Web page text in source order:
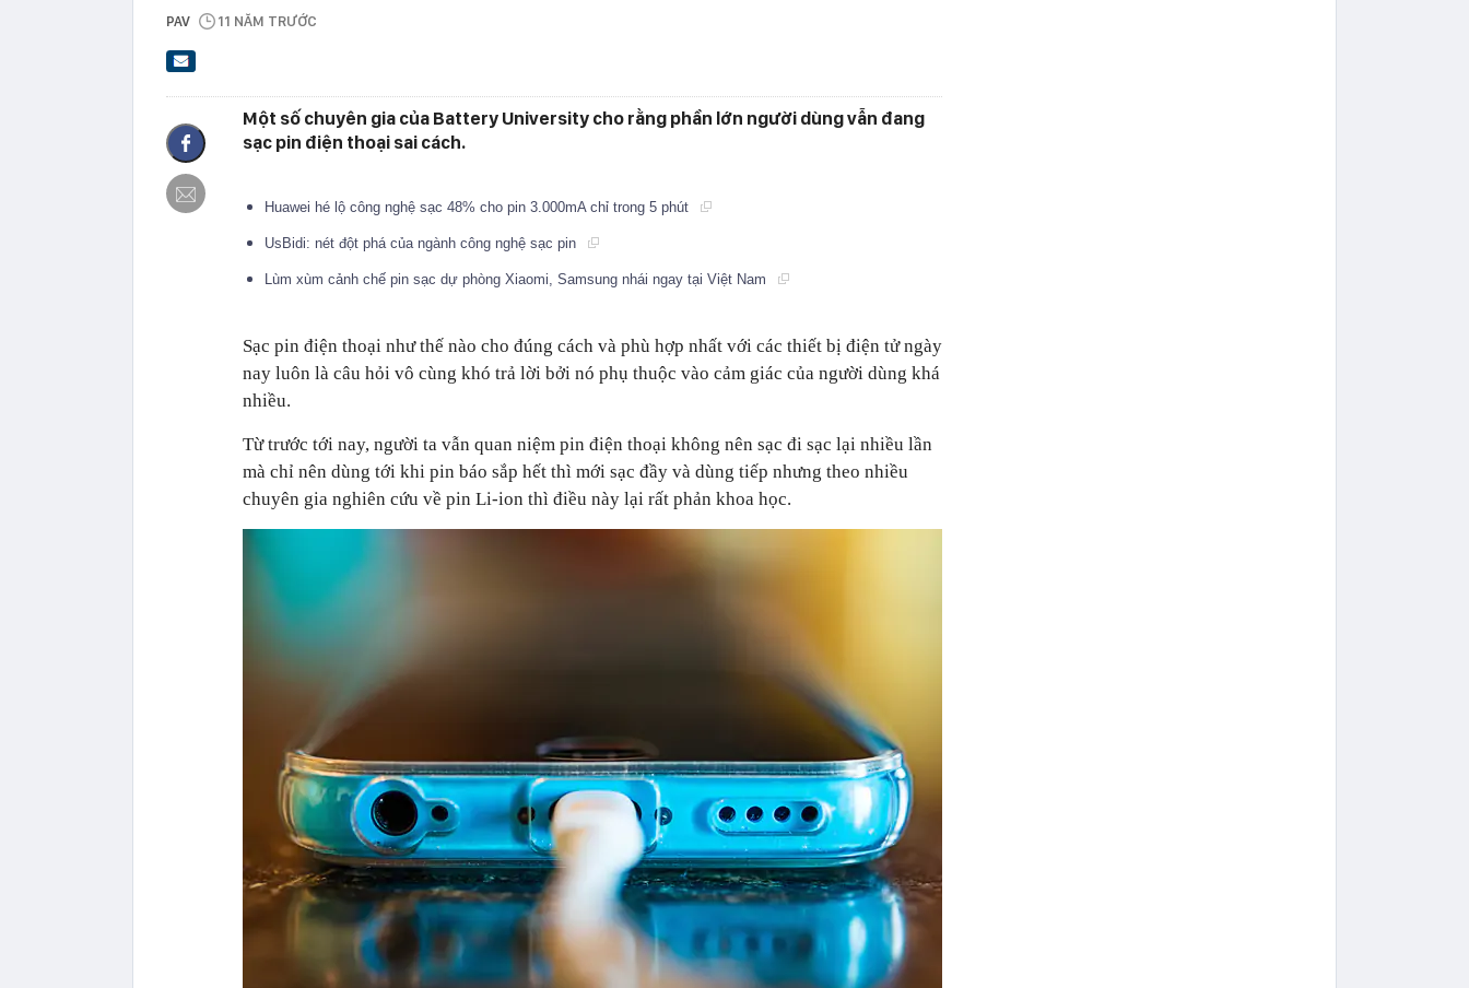
PAV 11 NĂM TRƯỚC
Một số chuyên gia của Battery University cho rằng phần lớn người dùng vẫn đang
sạc pin điện thoại sai cách.
Huawei hé lộ công nghệ sạc 48% cho pin 3.000mA chỉ trong 5 phút
UsBidi: nét đột phá của ngành công nghệ sạc pin
Lùm xùm cảnh chế pin sạc dự phòng Xiaomi, Samsung nhái ngay tại Việt Nam
Sạc pin điện thoại như thế nào cho đúng cách và phù hợp nhất với các thiết bị điện tử ngày
nay luôn là câu hỏi vô cùng khó trả lời bởi nó phụ thuộc vào cảm giác của người dùng khá
nhiều.
Từ trước tới nay, người ta vẫn quan niệm pin điện thoại không nên sạc đi sạc lại nhiều lần
mà chỉ nên dùng tới khi pin báo sắp hết thì mới sạc đầy và dùng tiếp nhưng theo nhiều
chuyên gia nghiên cứu về pin Li-ion thì điều này lại rất phản khoa học.